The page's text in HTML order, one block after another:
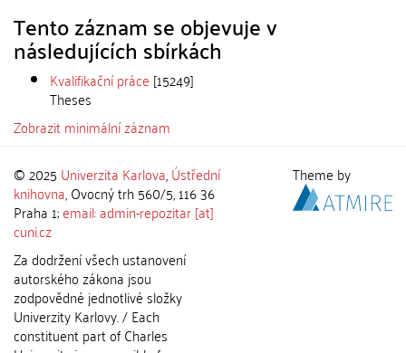
Tento záznam se objevuje v
následujících sbírkách
Kvalifikační práce [15249]
Theses
Zobrazit minimální záznam
© 2025 Univerzita Karlova,Ústřední
knihovna, Ovocný trh 560/5, 116 36
Praha 1;email: admin-repozitar [at]
cuni.cz
Za dodržení všech ustanovení
autorského zákona jsou
zodpovědné jednotlivé složky
Univerzity Karlovy. / Each
constituent part of Charles
Theme by